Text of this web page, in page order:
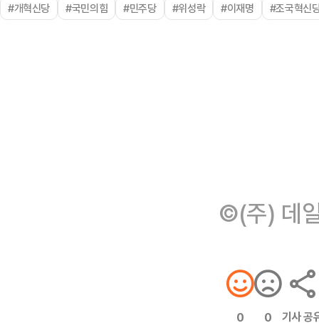
#개혁신당 #국민의힘 #민주당 #위성락 #이재명 #조국혁신
©(주) 데
0 0 기사 공